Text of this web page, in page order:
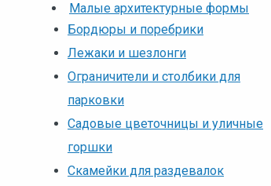
Малые архитектурные формы
Бордюры и поребрики
Лежаки и шезлонги
Ограничители и столбики для
парковки
Садовые цветочницы и уличные
горшки
Скамейки для раздевалок